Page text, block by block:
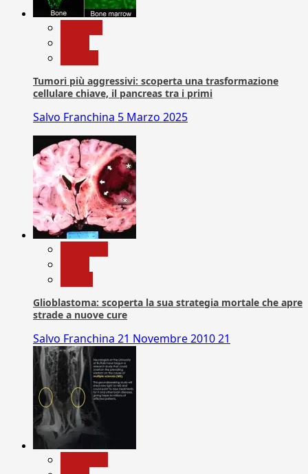
Tumori più aggressivi: scoperta una trasformazione
cellulare chiave, il pancreas tra i primi
Salvo Franchina 5 Marzo 2025
Glioblastoma: scoperta la sua strategia mortale che apre
strade a nuove cure
Salvo Franchina 21 Novembre 201021